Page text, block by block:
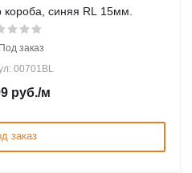
синяя RL 15мм.
Под заказ
00701BL
руб./м
заказ